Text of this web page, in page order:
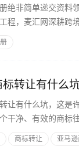
绝非简单递交资料
程，麦汇网深耕跨
转让有什么
让有什么坑，这是
干净、有效的商标
商标转让 亚马